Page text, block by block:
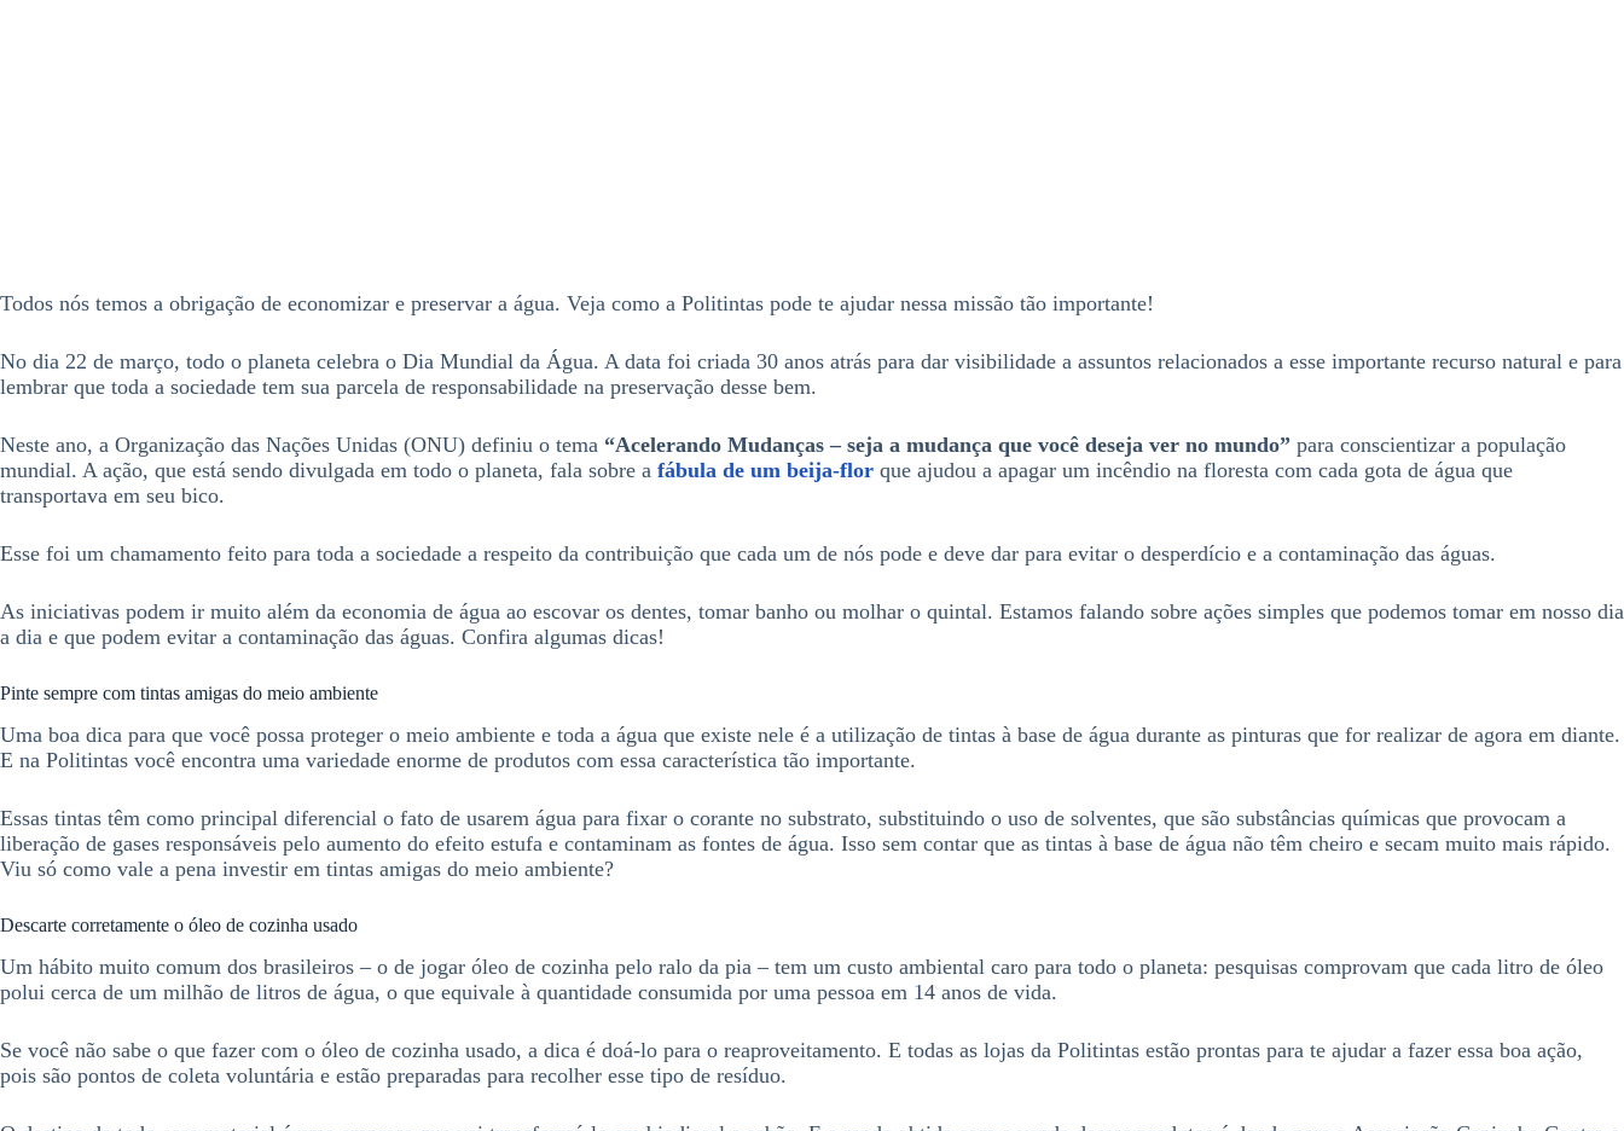
Todos nós temos a obrigação de economizar e preservar a água. Veja como a Politintas pode te ajudar nessa missão tão importante!
No dia 22 de março, todo o planeta celebra o Dia Mundial da Água. A data foi criada 30 anos atrás para dar visibilidade a assuntos relacionados a esse importante recurso natural e para
lembrar que toda a sociedade tem sua parcela de responsabilidade na preservação desse bem.
Neste ano, a Organização das Nações Unidas (ONU) definiu o tema “Acelerando Mudanças – seja a mudança que você deseja ver no mundo” para conscientizar a população
mundial. A ação, que está sendo divulgada em todo o planeta, fala sobre a fábula de um beija-flor que ajudou a apagar um incêndio na floresta com cada gota de água que
transportava em seu bico.
Esse foi um chamamento feito para toda a sociedade a respeito da contribuição que cada um de nós pode e deve dar para evitar o desperdício e a contaminação das águas.
As iniciativas podem ir muito além da economia de água ao escovar os dentes, tomar banho ou molhar o quintal. Estamos falando sobre ações simples que podemos tomar em nosso dia
a dia e que podem evitar a contaminação das águas. Confira algumas dicas!
Pinte sempre com tintas amigas do meio ambiente
Uma boa dica para que você possa proteger o meio ambiente e toda a água que existe nele é a utilização de tintas à base de água durante as pinturas que for realizar de agora em diante.
E na Politintas você encontra uma variedade enorme de produtos com essa característica tão importante.
Essas tintas têm como principal diferencial o fato de usarem água para fixar o corante no substrato, substituindo o uso de solventes, que são substâncias químicas que provocam a
liberação de gases responsáveis pelo aumento do efeito estufa e contaminam as fontes de água. Isso sem contar que as tintas à base de água não têm cheiro e secam muito mais rápido.
Viu só como vale a pena investir em tintas amigas do meio ambiente?
Descarte corretamente o óleo de cozinha usado
Um hábito muito comum dos brasileiros – o de jogar óleo de cozinha pelo ralo da pia – tem um custo ambiental caro para todo o planeta: pesquisas comprovam que cada litro de óleo
polui cerca de um milhão de litros de água, o que equivale à quantidade consumida por uma pessoa em 14 anos de vida.
Se você não sabe o que fazer com o óleo de cozinha usado, a dica é doá-lo para o reaproveitamento. E todas as lojas da Politintas estão prontas para te ajudar a fazer essa boa ação,
pois são pontos de coleta voluntária e estão preparadas para recolher esse tipo de resíduo.